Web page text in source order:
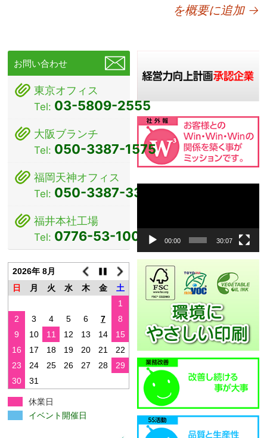
ゲ
ー
シ
ョ
ン
を概要に追加 →
お問い合わせ
東京オフィス
Tel: 03-5809-2555
大阪ブランチ
Tel: 050-3387-1575
福岡天神オフィス
Tel: 050-3387-3381
福井本社工場
Tel: 0776-53-1000
2026年 8月
日
月 火 水 木 金
土
1
2
3 4 5 6 7
8
9
10 11 12 13 14
15
16
17 18 19 20 21
22
23
24 25 26 27 28
29
30
31
休業日
イベント開催日
動
レ
ー
ヤ
00:00 30:07